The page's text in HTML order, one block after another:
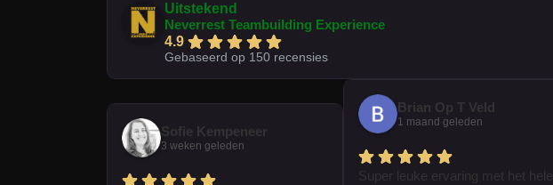
Uitstekend
Neverrest Teambuilding Experience
4.9
Gebaseerd op 150 recensies
Sofie Kempeneer
3 weken geleden
Brian Op T Veld
1 maand geleden
Super leuke ervaring met het hele